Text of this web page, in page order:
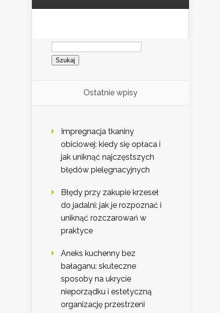
Szukaj:
Ostatnie wpisy
Impregnacja tkaniny
obiciowej: kiedy się opłaca i
jak uniknąć najczęstszych
błędów pielęgnacyjnych
Błędy przy zakupie krzeseł
do jadalni: jak je rozpoznać i
uniknąć rozczarowań w
praktyce
Aneks kuchenny bez
bałaganu: skuteczne
sposoby na ukrycie
nieporządku i estetyczną
organizację przestrzeni